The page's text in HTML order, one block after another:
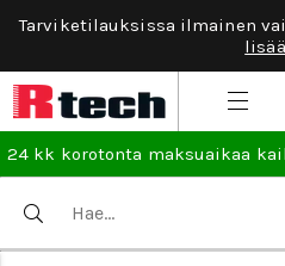
Tarviketilauksissa ilmainen
lisää
24 kk korotonta maksuaikaa